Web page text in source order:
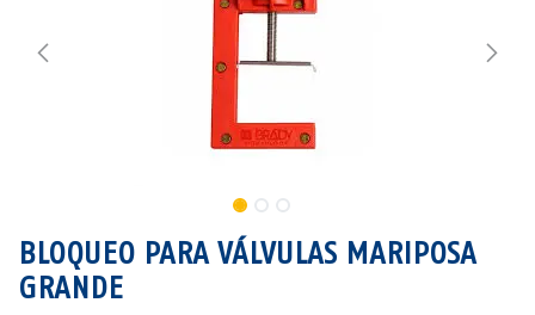
BLOQUEO PARA VÁLVULAS MARIPOSA
GRANDE